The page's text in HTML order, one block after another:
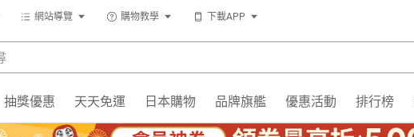
網站導覽 購物教學 下載APP
抽獎優惠 天天免運 日本購物 品牌旗艦 優惠活動 排行榜